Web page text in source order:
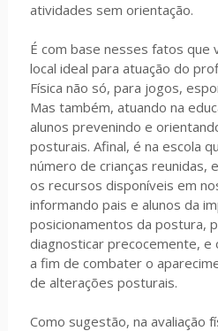
atividades sem orientação.
É com base nesses fatos que
local ideal para atuação do
Física não só, para jogos,
Mas também, atuando na
alunos prevenindo e
posturais. Afinal, é na escola
número de crianças reunidas,
os recursos disponíveis em
informando pais e alunos da
posicionamentos da postura,
diagnosticar precocemente, e
a fim de combater o
de alterações posturais.
Como sugestão, na avaliação